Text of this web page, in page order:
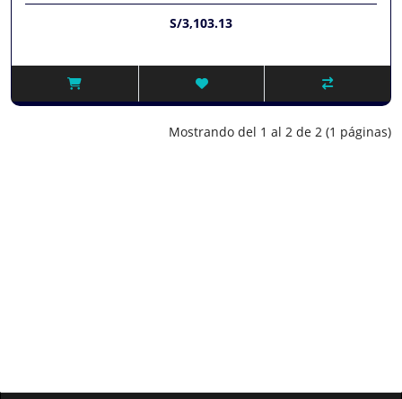
S/3,103.13
Mostrando del 1 al 2 de 2 (1 páginas)